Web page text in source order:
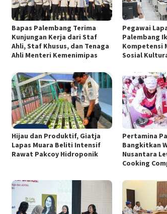
Bapas Palembang Terima
Kunjungan Kerja dari Staf
Ahli, Staf Khusus, dan Tenaga
Ahli Menteri Kemenimipas
Pegawai
Palembang
Kompetensi
Sosial
Hijau dan Produktif, Giatja
Lapas Muara Beliti Intensif
Rawat Pakcoy Hidroponik
Pertamina
Bangkitkan
Nusantara
Cooking